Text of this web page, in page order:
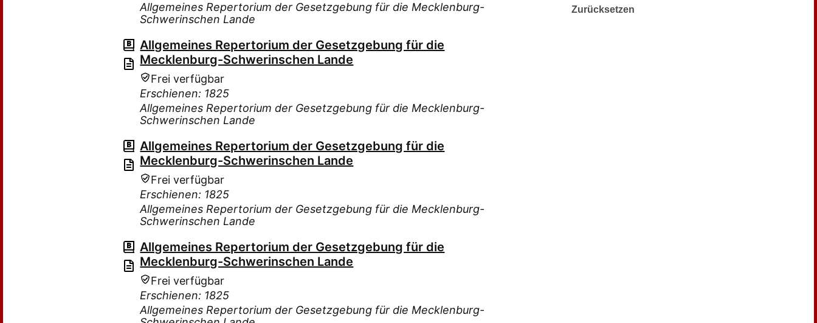
Allgemeines Repertorium der Gesetzgebung für die Mecklenburg-
Schwerinschen Lande
Allgemeines Repertorium der Gesetzgebung für die
Mecklenburg-Schwerinschen Lande
Frei verfügbar
Erschienen: 1825
Allgemeines Repertorium der Gesetzgebung für die Mecklenburg-
Schwerinschen Lande
Allgemeines Repertorium der Gesetzgebung für die
Mecklenburg-Schwerinschen Lande
Frei verfügbar
Erschienen: 1825
Allgemeines Repertorium der Gesetzgebung für die Mecklenburg-
Schwerinschen Lande
Allgemeines Repertorium der Gesetzgebung für die
Mecklenburg-Schwerinschen Lande
Frei verfügbar
Erschienen: 1825
Allgemeines Repertorium der Gesetzgebung für die Mecklenburg-
Zurücksetzen